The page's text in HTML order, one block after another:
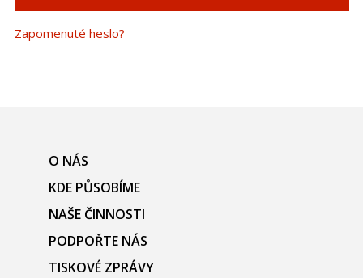
Zapomenuté heslo?
O NÁS
KDE PŮSOBÍME
NAŠE ČINNOSTI
PODPOŘTE NÁS
TISKOVÉ ZPRÁVY